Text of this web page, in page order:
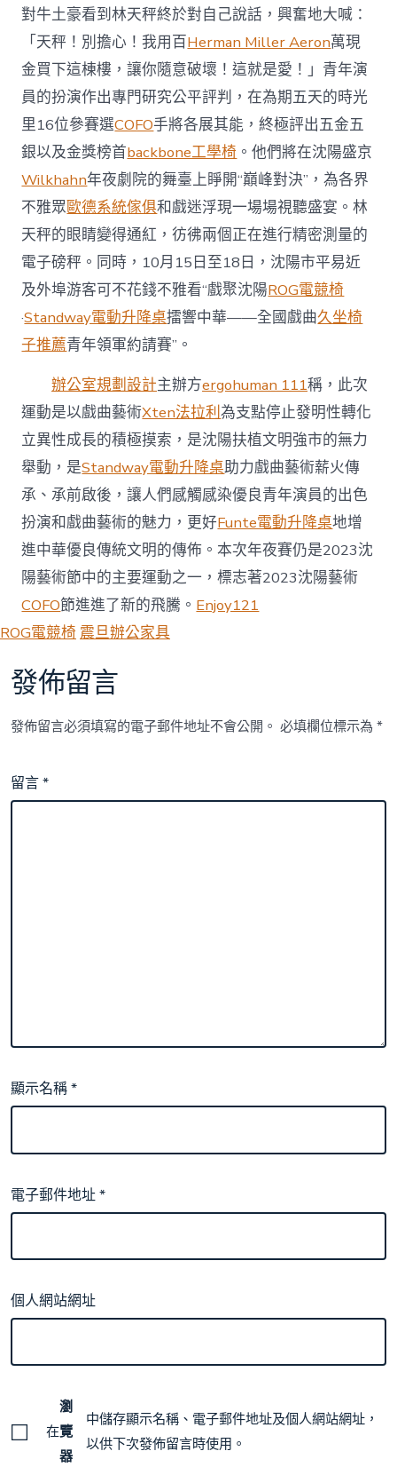
對牛土豪看到林天秤終於對自己說話，興奮地大喊：
「天秤！別擔心！我用百Herman Miller Aeron萬現
金買下這棟樓，讓你隨意破壞！這就是愛！」青年演
員的扮演作出專門研究公平評判，在為期五天的時光
里16位參賽選COFO手將各展其能，終極評出五金五
銀以及金獎榜首backbone工學椅 。他們將在沈陽盛京
Wilkhahn年夜劇院的舞臺上睜開“巔峰對決”，為各界
不雅眾歐德系統傢俱和戲迷浮現一場場視聽盛宴。林
天秤的眼睛變得通紅，彷彿兩個正在進行精密測量的
電子磅秤。同時，10月15日至18日，沈陽市平易近
及外埠游客可不花錢不雅看“戲聚沈陽ROG電競椅
·Standway電動升降桌擂響中華——全國戲曲久坐椅
子推薦青年領軍約請賽”。
辦公室規劃設計主辦方ergohuman 111稱，此次
運動是以戲曲藝術Xten法拉利為支點停止發明性轉化
立異性成長的積極摸索，是沈陽扶植文明強市的無力
舉動，是Standway電動升降桌助力戲曲藝術薪火傳
承、承前啟後，讓人們感觸感染優良青年演員的出色
扮演和戲曲藝術的魅力，更好Funte電動升降桌地增
進中華優良傳統文明的傳佈。本次年夜賽仍是2023沈
陽藝術節中的主要運動之一，標志著2023沈陽藝術
COFO節進進了新的飛騰。 Enjoy121
ROG電競椅 震旦辦公家具
發佈留言
發佈留言必須填寫的電子郵件地址不會公開。 必填欄位標示為*
留言*
顯示名稱*
電子郵件地址*
個人網站網址
在
瀏
覽
器
中儲存顯示名稱、電子郵件地址及個人網站網址，
以供下次發佈留言時使用。